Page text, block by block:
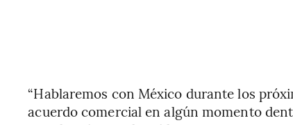
“Hablaremos con México durante los
acuerdo comercial en algún momento